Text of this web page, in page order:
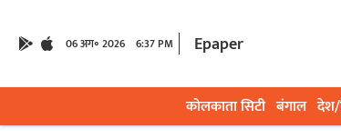
06 अग॰ 2026 6:37 PM Epaper
कोलकाता सिटी बंगाल